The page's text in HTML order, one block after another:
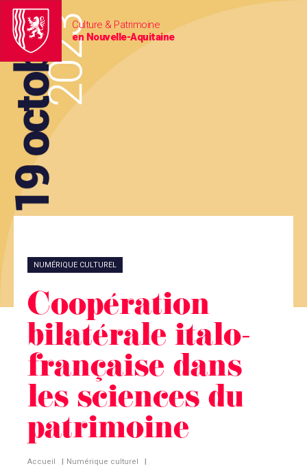
Culture & Patrimoine
en Nouvelle-Aquitaine
NUMÉRIQUE CULTUREL
Coopération
bilatérale italo-
française dans
les sciences du
patrimoine
Accueil | Numérique culturel |